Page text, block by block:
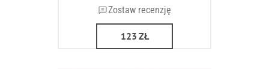
Zostaw recenzję
123 ZŁ